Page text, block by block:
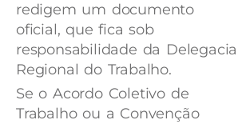
redigem um documento
oficial, que fica sob
responsabilidade da Delegacia
Regional do Trabalho.
Se o Acordo Coletivo de
Trabalho ou a Convenção